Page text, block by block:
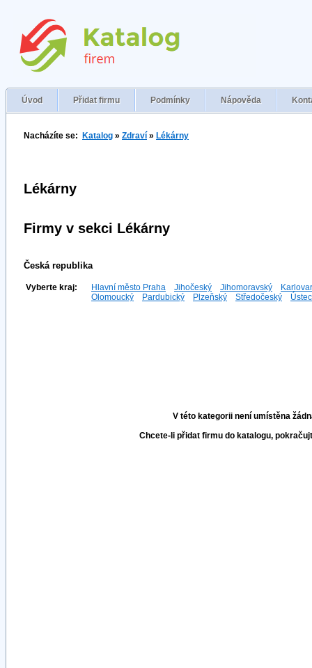
Úvod Přidat firmu Podmínky Nápověda
Nacházíte se: Katalog » Zdraví » Lékárny
Lékárny
Firmy v sekci Lékárny
Česká republika
Vyberte kraj: Hlavní město Praha Jihočeský Jihomoravský
Olomoucký
Pardubický Plzeňský Středočeský
V této kategorii není umístěna
Chcete-li přidat firmu do katalogu,